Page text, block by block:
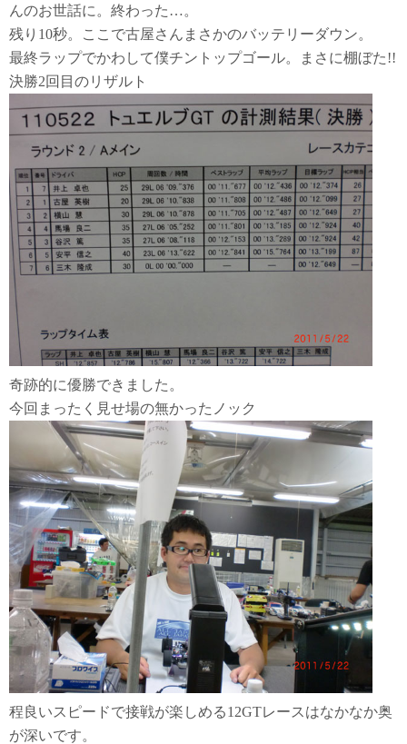
んのお世話に。終わった…。
残り10秒。ここで古屋さんまさかのバッテリーダウン。
最終ラップでかわして僕チントップゴール。まさに棚ぼた!!
決勝2回目のリザルト
奇跡的に優勝できました。
今回まったく見せ場の無かったノック
程良いスピードで接戦が楽しめる12GTレースはなかなか奥
が深いです。